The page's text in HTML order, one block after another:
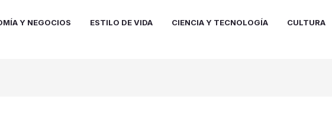
Y NEGOCIOS ESTILO DE VIDA CIENCIA Y TECNOLOGÍA CULTURA